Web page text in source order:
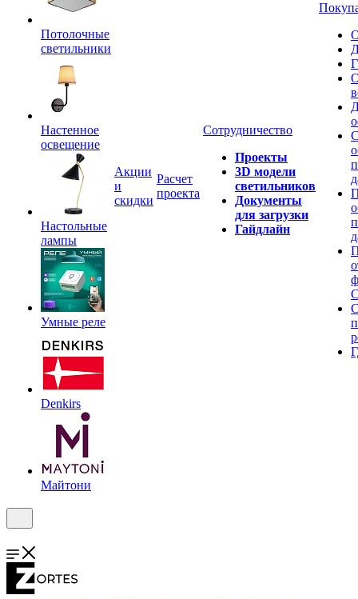
Потолочные
светильники
Настенное
освещение
Настольные
лампы
Умные реле
Denkirs
Майтони
Акции
и
скидки
Расчет
проекта
Сотрудничество
Проекты
3D модели
светильников
Документы
для загрузки
Гайдлайн